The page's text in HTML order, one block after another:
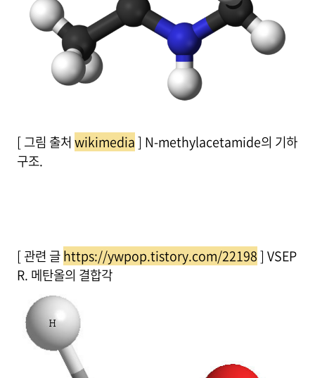
[ 그림 출처wikimedia] N-methylacetamide의 기하
구조.
[ 관련 글https://ywpop.tistory.com/22198] VSEP
R. 메탄올의 결합각